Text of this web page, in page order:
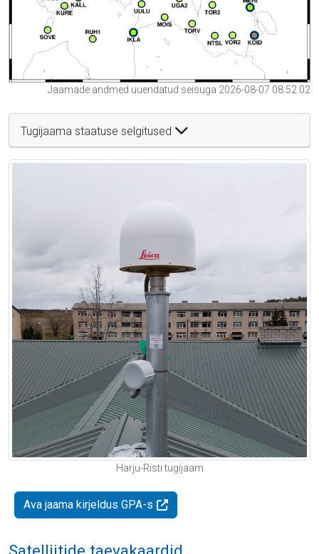
Jaamade andmed uuendatud seisuga 2026-08-07 08:52:02
Tugijaama staatuse selgitused
Harju-Risti tugijaam
Ava jaama kirjeldus GPA-s
Satelliitide taevakaardid